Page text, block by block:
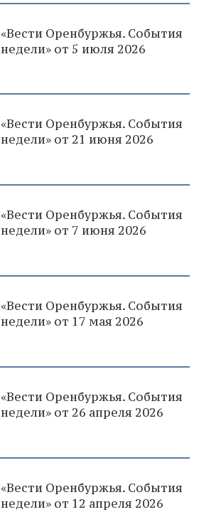
«Вести Оренбуржья. События
недели» от 5 июля 2026
«Вести Оренбуржья. События
недели» от 21 июня 2026
«Вести Оренбуржья. События
недели» от 7 июня 2026
«Вести Оренбуржья. События
недели» от 17 мая 2026
«Вести Оренбуржья. События
недели» от 26 апреля 2026
«Вести Оренбуржья. События
недели» от 12 апреля 2026